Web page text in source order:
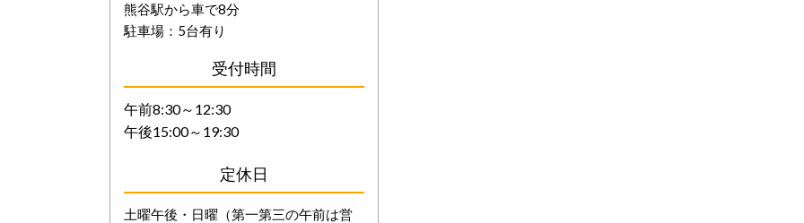
熊谷駅から車で8分
駐車場：5台有り
受付時間
午前8:30～12:30
午後15:00～19:30
定休日
土曜午後・日曜（第一第三の午前は営